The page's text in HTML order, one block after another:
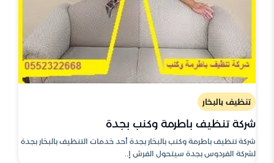
تنظيف بالبخار
شركة تنظيف باطرمة وكنب بجدة
شركة تنظيف باطرمة وكنب بالبخار بجدة أحد خدمات التنظيف بالبخار بجدة
لشركة الفردوس بجدة سيتحول الفرش إ..